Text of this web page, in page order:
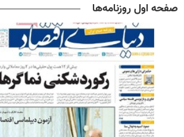
صفحه اول روزنامه‌ها